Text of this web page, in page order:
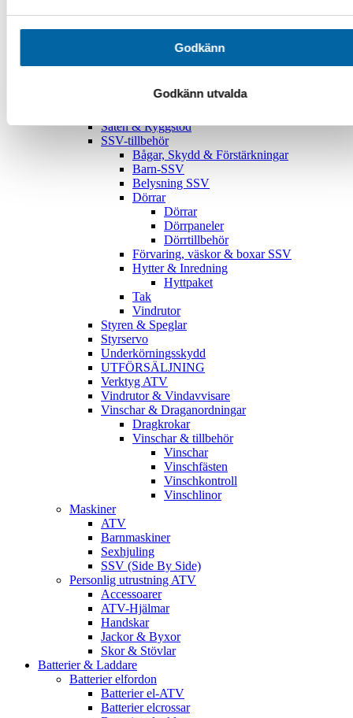
Godkänn
Godkänn utvalda
Fotpinnar & Fotstöd
Kapell ATV/SSV
Plogblad & Fästen
Plogblad
Säten & Ryggstöd
SSV-tillbehör
Bågar, Skydd & Förstärkningar
Barn-SSV
Belysning SSV
Dörrar
Dörrar
Dörrpaneler
Dörrtillbehör
Förvaring, väskor & boxar SSV
Hytter & Inredning
Hyttpaket
Tak
Vindrutor
Styren & Speglar
Styrservo
Underkörningsskydd
UTFÖRSÄLJNING
Verktyg ATV
Vindrutor & Vindavvisare
Vinschar & Draganordningar
Dragkrokar
Vinschar & tillbehör
Vinschar
Vinschfästen
Vinschkontroll
Vinschlinor
Maskiner
ATV
Barnmaskiner
Sexhjuling
SSV (Side By Side)
Personlig utrustning ATV
Accessoarer
ATV-Hjälmar
Handskar
Jackor & Byxor
Skor & Stövlar
Batterier & Laddare
Batterier elfordon
Batterier el-ATV
Batterier elcrossar